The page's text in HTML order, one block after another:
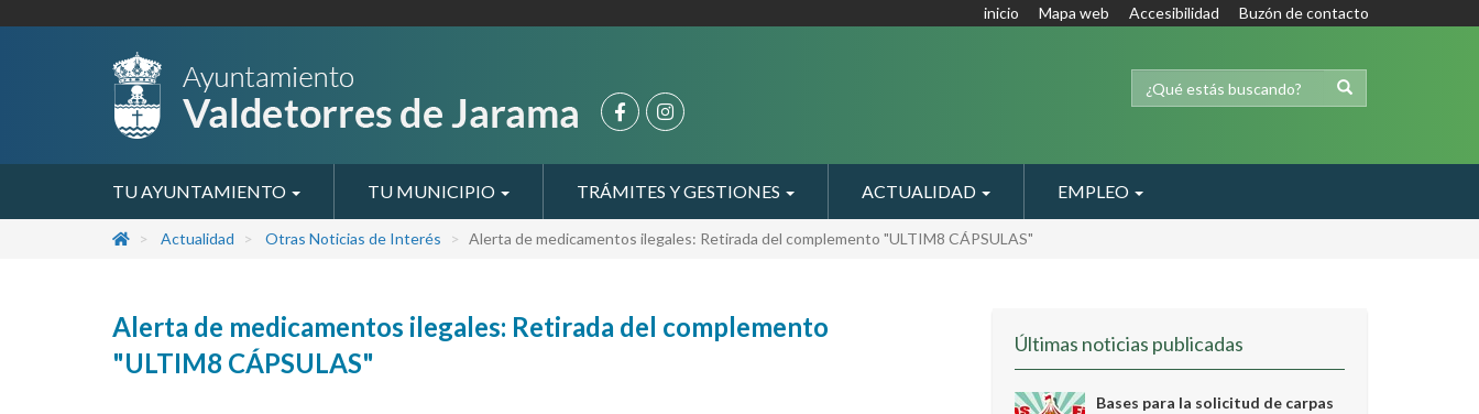
inicio Mapa web Accesibilidad Buzón de contacto
TU AYUNTAMIENTO TU MUNICIPIO TRÁMITES Y GESTIONES ACTUALIDAD EMPLEO
Actualidad Otras Noticias de Interés Alerta de medicamentos ilegales: Retirada del complemento "ULTIM8 CÁPSULAS"
Alerta de medicamentos ilegales: Retirada del complemento
"ULTIM8 CÁPSULAS"
Últimas noticias publicadas
Bases para la solicitud de carpas